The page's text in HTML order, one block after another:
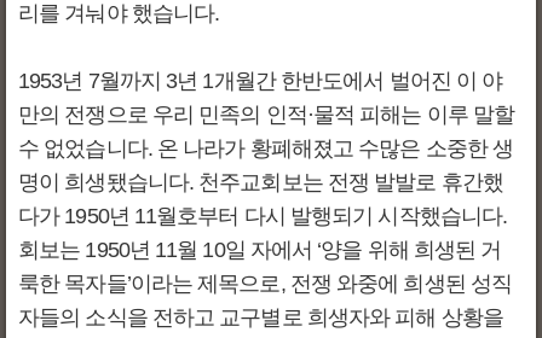
리를 겨눠야 했습니다.
1953년 7월까지 3년 1개월간 한반도에서 벌어진 이 야
만의 전쟁으로 우리 민족의 인적·물적 피해는 이루 말할
수 없었습니다. 온 나라가 황폐해졌고 수많은 소중한 생
명이 희생됐습니다. 천주교회보는 전쟁 발발로 휴간했
다가 1950년 11월호부터 다시 발행되기 시작했습니다.
회보는 1950년 11월 10일 자에서 ‘양을 위해 희생된 거
룩한 목자들’이라는 제목으로, 전쟁 와중에 희생된 성직
자들의 소식을 전하고 교구별로 희생자와 피해 상황을